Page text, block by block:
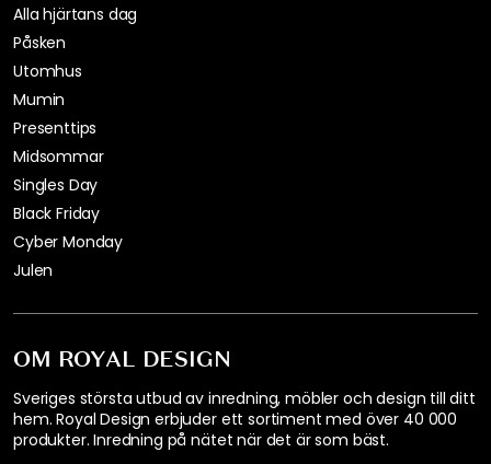
OM ROYAL DESIGN
Sveriges största utbud av inredning, möbler och design till ditt
hem. Royal Design erbjuder ett sortiment med över 40 000
produkter. Inredning på nätet när det är som bäst.
Alla hjärtans dag
Påsken
Utomhus
Mumin
Presenttips
Midsommar
Singles Day
Black Friday
Cyber Monday
Julen